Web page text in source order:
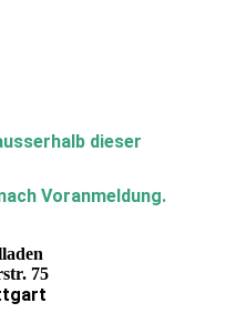
dieser
Voranmeldung.
75